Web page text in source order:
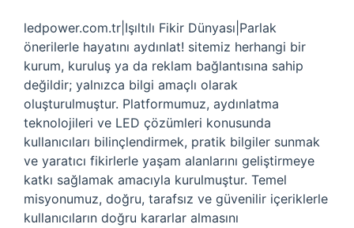
ledpower.com.tr|Işıltılı Fikir Dünyası|Parlak
önerilerle hayatını aydınlat! sitemiz herhangi bir
kurum, kuruluş ya da reklam bağlantısına sahip
değildir; yalnızca bilgi amaçlı olarak
oluşturulmuştur. Platformumuz, aydınlatma
teknolojileri ve LED çözümleri konusunda
kullanıcıları bilinçlendirmek, pratik bilgiler sunmak
ve yaratıcı fikirlerle yaşam alanlarını geliştirmeye
katkı sağlamak amacıyla kurulmuştur. Temel
misyonumuz, doğru, tarafsız ve güvenilir içeriklerle
kullanıcıların doğru kararlar almasını